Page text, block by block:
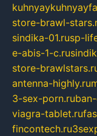
store-brawl-
sindika-01.rusp-
e-abis-1-c.ru
store-
antenna-highly.ru
3-sex-porn.ru
viagra-tablet.ru
fincontech.ru